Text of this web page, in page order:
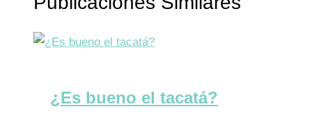
¿Es bueno el tacatá?